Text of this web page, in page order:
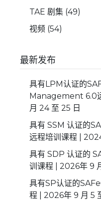
TAE 剧集(49)
视频(54)
最新发布
具有LPM认证的
Management 6.0
月 24 至 25 日
具有 SSM 认证的
远程培训课程 |
具有 SDP 认证的
训课程 | 2026年 9
具有SP认证的
程 | 2026年 9 月 5